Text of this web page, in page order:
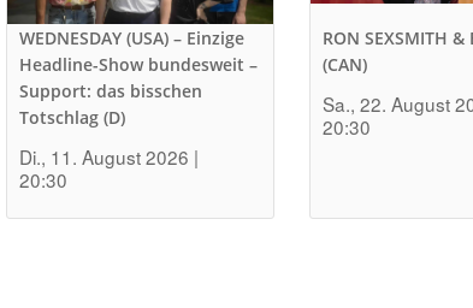
WEDNESDAY (USA) – Einzige
Headline-Show bundesweit –
Support: das bisschen
Totschlag (D)
Di., 11. August 2026 |
20:30
RON SEXSMITH &
(CAN)
Sa., 22. August
20:30